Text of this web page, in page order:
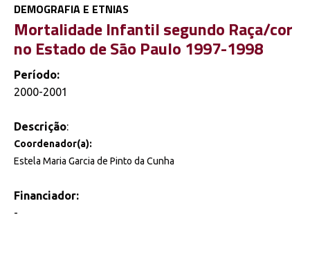
DEMOGRAFIA E ETNIAS
Mortalidade Infantil segundo Raça/cor
no Estado de São Paulo 1997-1998
Período:
2000-2001
Descrição:
Coordenador(a):
Estela Maria Garcia de Pinto da Cunha
Financiador:
-